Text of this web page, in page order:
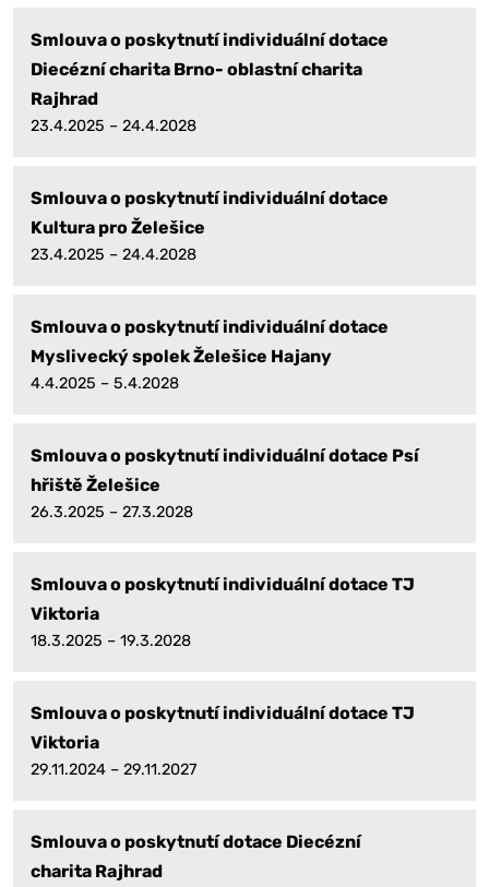
Smlouva o poskytnutí individuální dotace
Diecézní charita Brno- oblastní charita
Rajhrad
23.4.2025 – 24.4.2028
Smlouva o poskytnutí individuální dotace
Kultura pro Želešice
23.4.2025 – 24.4.2028
Smlouva o poskytnutí individuální dotace
Myslivecký spolek Želešice Hajany
4.4.2025 – 5.4.2028
Smlouva o poskytnutí individuální dotace Psí
hřiště Želešice
26.3.2025 – 27.3.2028
Smlouva o poskytnutí individuální dotace TJ
Viktoria
18.3.2025 – 19.3.2028
Smlouva o poskytnutí individuální dotace TJ
Viktoria
29.11.2024 – 29.11.2027
Smlouva o poskytnutí dotace Diecézní
charita Rajhrad